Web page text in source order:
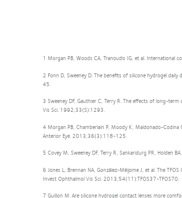
1 Morgan PB, Woods CA, Tranoudis IG, et al.
2 Fonn D, Sweeney D. The benefits of silicone hydrogel
45.
3 Sweeney DF, Gauthier C, Terry R. The effects of long-
Vis Sci. 1992;33(S):1293.
4 Morgan PB, Chamberlain P, Moody K, Maldonado-
Anterior Eye. 2013;36(3):118-125.
5 Covey M, Sweeney DF, Terry R, Sankaridurg PR,
6 Jones L, Brennan NA, González-Méijome J, et al. The
Invest Ophthalmol Vis Sci. 2013;54(11):TFOS37-TFOS70.
7 Guillon M. Are silicone hydrogel contact lenses more